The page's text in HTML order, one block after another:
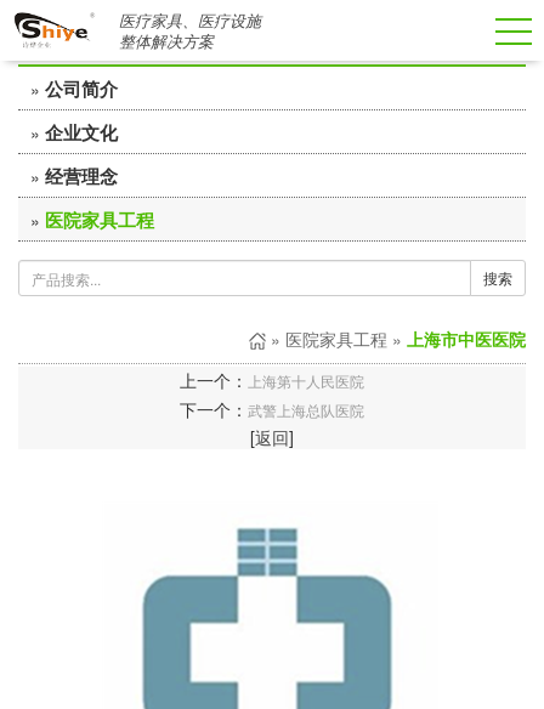
医疗家具、医疗设施
整体解决方案
关于诗烨
» 公司简介
» 企业文化
» 经营理念
» 医院家具工程
搜索
» 医院家具工程 » 上海市中医医院
上一个：
上海第十人民医院
下一个： 武警上海总队医院
[返回]